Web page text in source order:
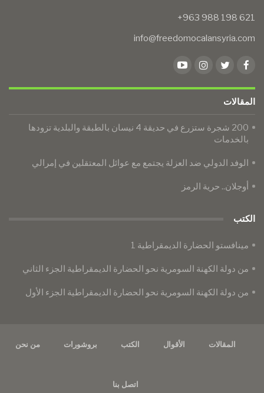
info@freedomocalansyria.com
المقالات
200 شجرة ستزرع في حديقة 4 نيسان بالطبقة والبلدية تزودها
بالخدمات
الوفد الدولي ضد العزلة يجتمع مع عوائل المعتقلين في إمرالي
أوجلان.. حرية الرمز
الكتب
مينافستو الحضارة الديمقراطية 1
من دولة الكهنة السومرية نحو الحضارة الديمقراطية الجزء الثاني
من دولة الكهنة السومرية نحو الحضارة الديمقراطية الجزء الأول
المقالات الأقوال الكتب بروشورات من نحن
اتصل بنا